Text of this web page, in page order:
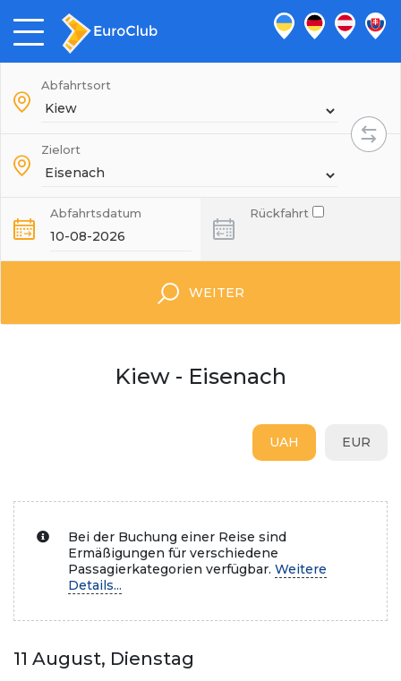
Abfahrtsort
Zielort
Abfahrtsdatum Rückfahrt
WEITER
Kiew - Eisenach
EUR
UAH
Bei der Buchung einer Reise sind
Ermäßigungen für verschiedene
Passagierkategorien verfügbar. Weitere
Details...
11 August, Dienstag